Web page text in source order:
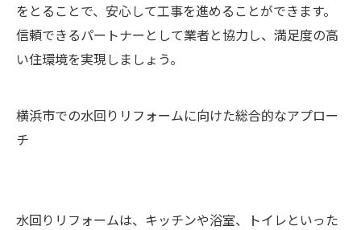
をとることで、安心して工事を進めることができます。
信頼できるパートナーとして業者と協力し、満足度の高
い住環境を実現しましょう。
横浜市での水回りリフォームに向けた総合的なアプロー
チ
水回りリフォームは、キッチンや浴室、トイレといった